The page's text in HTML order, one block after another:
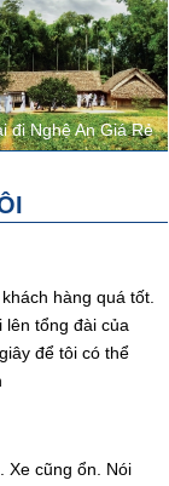
đi Nghệ An Giá Rẻ
hàng quá tốt.
lên tổng đài của
để tôi có thể
Xe cũng ổn. Nói